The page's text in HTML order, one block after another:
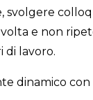
svolgere
e non
di lavoro.
dinamico